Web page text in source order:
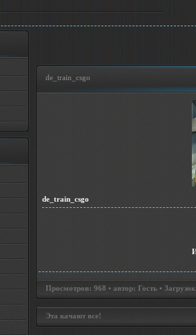
de_train_csgo
de_train_csgo
Просмотров: 968 • автор: Гость •
Эта качают все!